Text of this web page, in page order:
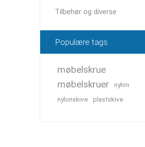
Tilbehør og diverse
Populære tags
møbelskrue
møbelskruer
nylon
nylonskive
plastskive